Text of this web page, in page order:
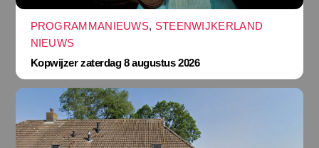
PROGRAMMANIEUWS, STEENWIJKERLAND
NIEUWS
Kopwijzer zaterdag 8 augustus 2026